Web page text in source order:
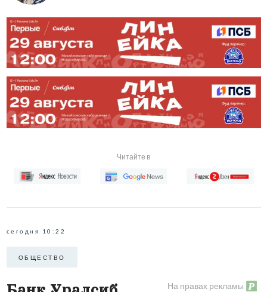
Читайте в
сегодня 10:22
ОБЩЕСТВО
На правах рекламы